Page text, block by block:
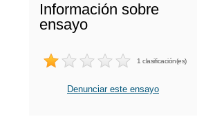
Información sobre
ensayo
1 clasificación(es)
Denunciar este ensayo